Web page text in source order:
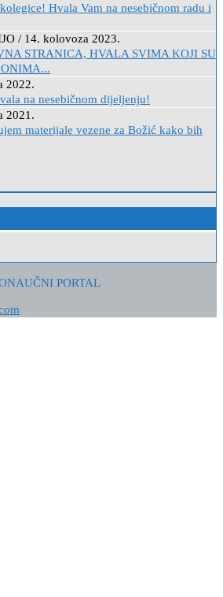
Hvala Vam na nesebičnom radu i
/ 14. kolovoza 2023.
STRANICA, HVALA SVIMA KOJI SU
2022.
na nesebičnom dijeljenju!
2021.
materijale vezene za Božić kako bih
PORTAL